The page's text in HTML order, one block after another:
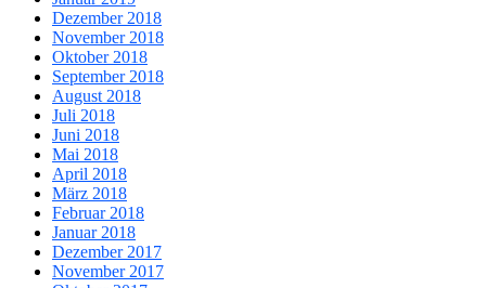
Dezember 2018
November 2018
Oktober 2018
September 2018
August 2018
Juli 2018
Juni 2018
Mai 2018
April 2018
März 2018
Februar 2018
Januar 2018
Dezember 2017
November 2017